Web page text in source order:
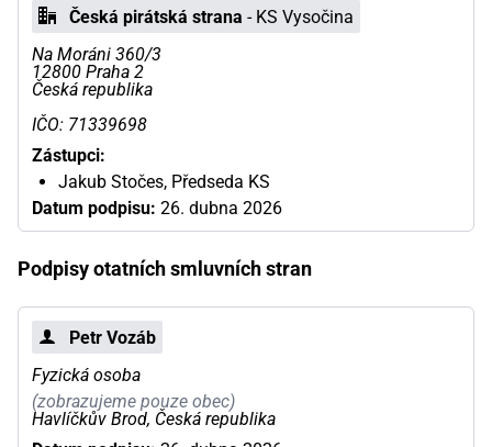
Česká pirátská strana - KS Vysočina
Na Moráni 360/3
12800 Praha 2
Česká republika
IČO: 71339698
Zástupci:
Jakub Stočes, Předseda KS
Datum podpisu: 26. dubna 2026
Podpisy otatních smluvních stran
Petr Vozáb
Fyzická osoba
(zobrazujeme pouze obec)
Havlíčkův Brod, Česká republika